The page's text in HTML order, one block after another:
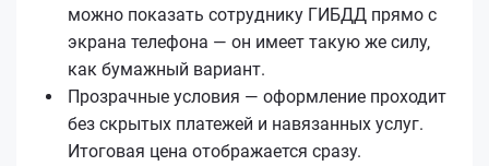
можно показать сотруднику ГИБДД прямо с
экрана телефона — он имеет такую же силу,
как бумажный вариант.
Прозрачные условия — оформление проходит
без скрытых платежей и навязанных услуг.
Итоговая цена отображается сразу.